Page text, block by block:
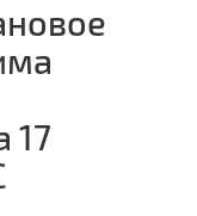
17